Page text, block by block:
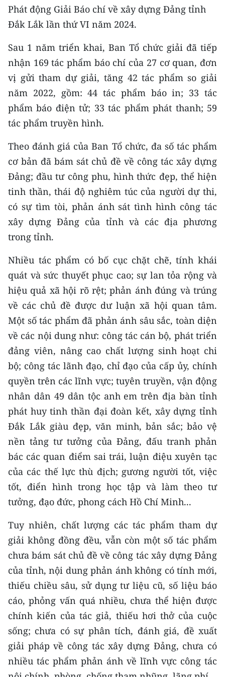
CHƯƠNG TRÌNH OCOP - MỖI XÃ
MỘT SẢN PHẨM
RADIO
MEDIA CENTER
E-Magazine
Video
Media Chính trị
Media Kinh tế
Media Văn hóa
Media Xã hội
Media Pháp luật
Media Thế giới
Media Thể thao
Media Giáo dục
Media Y tế
Media Khoa học - Công nghệ
Media Môi trường
Ảnh
Infographic
TIN MỚI
TIN ĐỊA PHƯƠNG
Trung du và miền núi phía Bắc
Đồng bằng sông Hồng
Bắc Trung Bộ
Duyên hải Nam Trung Bộ và Tây
Nguyên
Đông Nam Bộ
Đồng bằng sông Cửu Long
Chuyên trang Hà Nội
Phát động Giải Báo chí về xây dựng Đảng tỉnh
Đắk Lắk lần thứ VI năm 2024.
Sau 1 năm triển khai, Ban Tổ chức giải đã tiếp
nhận 169 tác phẩm báo chí của 27 cơ quan, đơn
vị gửi tham dự giải, tăng 42 tác phẩm so giải
năm 2022, gồm: 44 tác phẩm báo in; 33 tác
phẩm báo điện tử; 33 tác phẩm phát thanh; 59
tác phẩm truyền hình.
Theo đánh giá của Ban Tổ chức, đa số tác phẩm
cơ bản đã bám sát chủ đề về công tác xây dựng
Đảng; đầu tư công phu, hình thức đẹp, thể hiện
tinh thần, thái độ nghiêm túc của người dự thi,
có sự tìm tòi, phản ánh sát tình hình công tác
xây dựng Đảng của tỉnh và các địa phương
trong tỉnh.
Nhiều tác phẩm có bố cục chặt chẽ, tính khái
quát và sức thuyết phục cao; sự lan tỏa rộng và
hiệu quả xã hội rõ rệt; phản ánh đúng và trúng
về các chủ đề được dư luận xã hội quan tâm.
Một số tác phẩm đã phản ánh sâu sắc, toàn diện
về các nội dung như: công tác cán bộ, phát triển
đảng viên, nâng cao chất lượng sinh hoạt chi
bộ; công tác lãnh đạo, chỉ đạo của cấp ủy, chính
quyền trên các lĩnh vực; tuyên truyền, vận động
nhân dân 49 dân tộc anh em trên địa bàn tỉnh
phát huy tinh thần đại đoàn kết, xây dựng tỉnh
Đắk Lắk giàu đẹp, văn minh, bản sắc; bảo vệ
nền tảng tư tưởng của Đảng, đấu tranh phản
bác các quan điểm sai trái, luận điệu xuyên tạc
của các thế lực thù địch; gương người tốt, việc
tốt, điển hình trong học tập và làm theo tư
tưởng, đạo đức, phong cách Hồ Chí Minh...
Tuy nhiên, chất lượng các tác phẩm tham dự
giải không đồng đều, vẫn còn một số tác phẩm
chưa bám sát chủ đề về công tác xây dựng Đảng
của tỉnh, nội dung phản ánh không có tính mới,
thiếu chiều sâu, sử dụng tư liệu cũ, số liệu báo
cáo, phỏng vấn quá nhiều, chưa thể hiện được
chính kiến của tác giả, thiếu hơi thở của cuộc
sống; chưa có sự phân tích, đánh giá, đề xuất
giải pháp về công tác xây dựng Đảng, chưa có
nhiều tác phẩm phản ánh về lĩnh vực công tác